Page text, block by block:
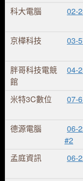
科大電腦
02-
京樺科技
03-
胖哥科技電競
館
04-
米特3C數位
07-
德源電腦
06-
#2
孟庭資訊
06-